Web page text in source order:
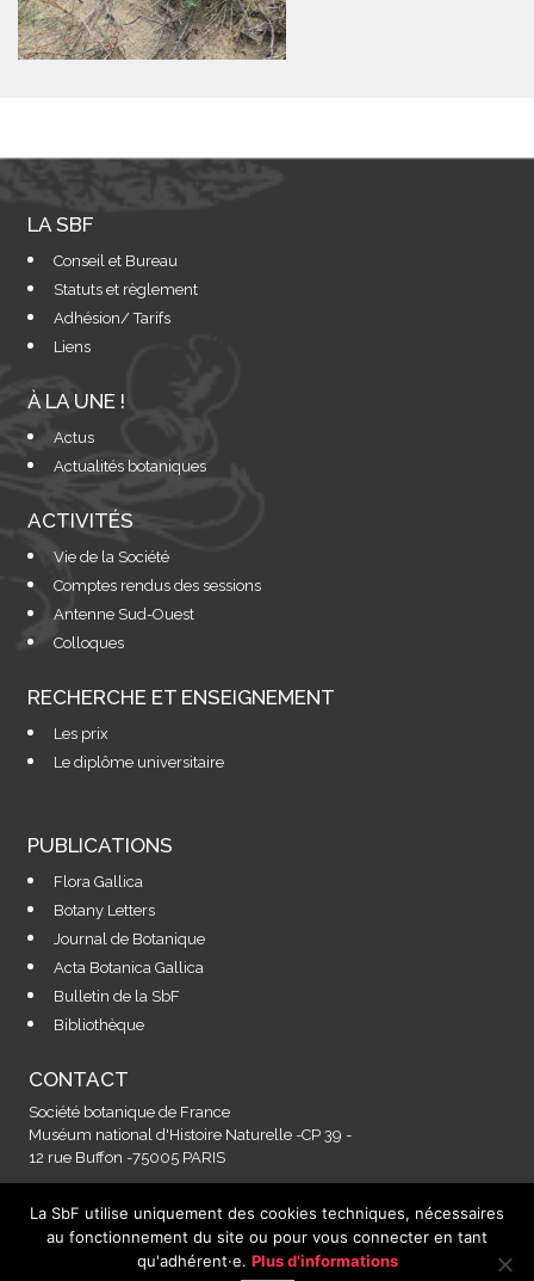
LA SBF
Conseil et Bureau
Statuts et règlement
Adhésion/ Tarifs
Liens
À LA UNE !
Actus
Actualités botaniques
ACTIVITÉS
Vie de la Société
Comptes rendus des sessions
Antenne Sud-Ouest
Colloques
RECHERCHE ET ENSEIGNEMENT
Les prix
Le diplôme universitaire
PUBLICATIONS
Flora Gallica
Botany Letters
Journal de Botanique
Acta Botanica Gallica
Bulletin de la SbF
Bibliothèque
CONTACT
Société botanique de France
Muséum national d'Histoire Naturelle -CP 39 -
12 rue Buffon -75005 PARIS
Contactez-nous à l'adresse :
secretariat@societebotaniquedefrance.fr
La SbF utilise uniquement des cookies techniques, nécessaires
au fonctionnement du site ou pour vous connecter en tant
qu'adhérent·e. Plus d'informations